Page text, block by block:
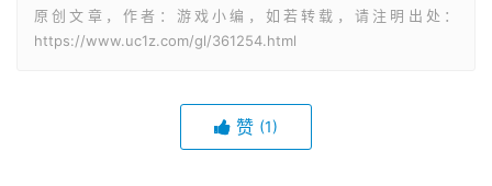
原创文章，作者：游戏小编，如若转载，请注明出处：
https://www.uc1z.com/gl/361254.html
赞 (1)